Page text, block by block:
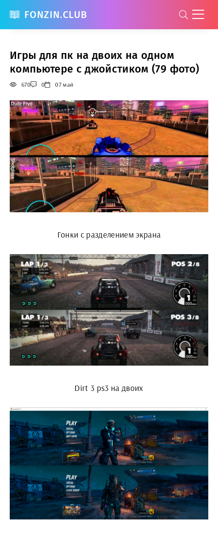
FONZIN.CLUB
Игры для пк на двоих на одном
компьютере с джойстиком (79 фото)
670 0 07 май
Гонки с разделением экрана
Dirt 3 ps3 на двоих